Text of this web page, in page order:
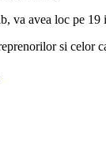
va avea loc pe
si celor